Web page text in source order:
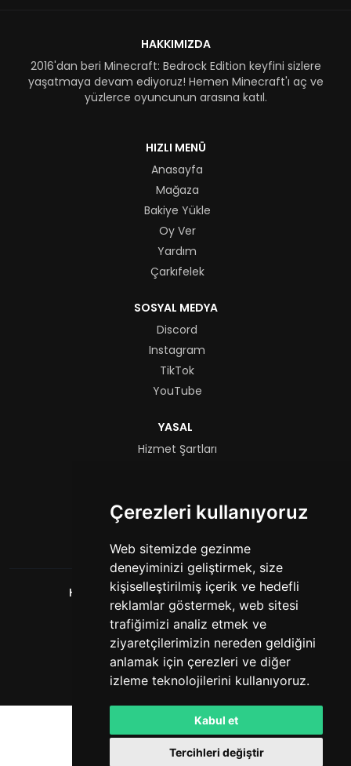
Çerezleri kullanıyoruz
Web sitemizde gezinme
deneyiminizi geliştirmek, size
kişiselleştirilmiş içerik ve hedefli
reklamlar göstermek, web sitesi
trafiğimizi analiz etmek ve
ziyaretçilerimizin nereden geldiğini
anlamak için çerezleri ve diğer
izleme teknolojilerini kullanıyoruz.
Kabul et
Tercihleri değiştir
HAKKIMIZDA
2016'dan beri Minecraft: Bedrock Edition keyfini sizlere
yaşatmaya devam ediyoruz! Hemen Minecraft'ı aç ve
yüzlerce oyuncunun arasına katıl.
HIZLI MENÜ
Anasayfa
Mağaza
Bakiye Yükle
Oy Ver
Yardım
Çarkıfelek
SOSYAL MEDYA
Discord
Instagram
TikTok
YouTube
YASAL
Hizmet Şartları
FORMLAR
HashCube. Tüm hakları saklıdır. © 2026
Powered byLeaderOS
Türkçe TL